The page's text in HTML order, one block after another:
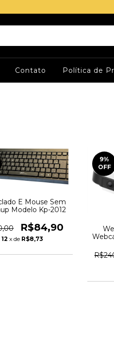
Contato Política de
E Mouse Sem
Modelo Kp-2012
R$84,90
12 x de R$8,73
9%
OFF